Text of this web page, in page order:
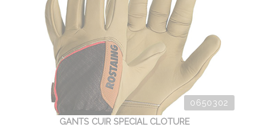
0650302
GANTS CUIR SPECIAL CLOTURE